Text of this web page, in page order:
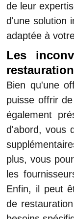
de leur
d'une solution
adaptée à
Les
Bien qu'une
puisse offrir
également
d'abord, vous
plus, vous
les
Enfin, il peut
de